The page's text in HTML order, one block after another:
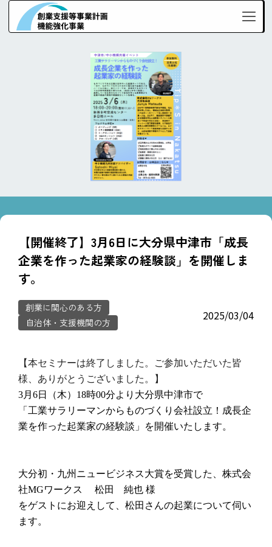
【開催終了】3月6日に大分県中津市「成長
企業を作った起業家の経験談」を開催しま
す。
創業に関心のある方
自治体・支援機関の方
2025/03/04
【本セミナーは終了しました。ご参加いただいた皆
様、ありがとうございました。】
3月6日（木）18時00分より大分県中津市で
「工業サラリーマンからものづくり会社設立！成長企
業を作った起業家の経験談」を開催いたします。
大分初・九州ニュービジネス大賞を受賞した、株式会
社MGワークス 松田 純也 様
をゲストにお迎えして、松田さんの起業について伺い
ます。